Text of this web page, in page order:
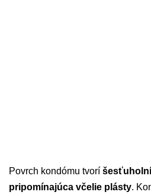
Povrch kondómu tvorí
pripomínajúca včelie plásty.